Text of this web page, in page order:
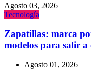
Agosto 03, 2026
Tecnologí­a
Zapatillas: marca
modelos para salir
Agosto 01, 2026